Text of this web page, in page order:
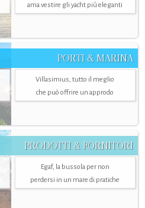
ama vestire gli yacht più eleganti
PORTI & MARINA
Villasimius, tutto il meglio
che può offrire un approdo
PRODOTTI & FORNITORI
Egaf, la bussola per non
perdersi in un mare di pratiche